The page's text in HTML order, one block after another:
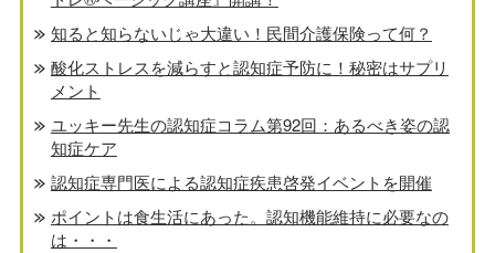
知ると知らないじゃ大違い！民間介護保険って何？
酸化ストレスを減らすと認知症予防に！秘密はサプリ
メント
ユッキー先生の認知症コラム第92回：あるべき姿の認
知症ケア
認知症専門医による認知症疾患啓発イベントを開催
ポイントは食生活にあった。認知機能維持に必要なの
は・・・